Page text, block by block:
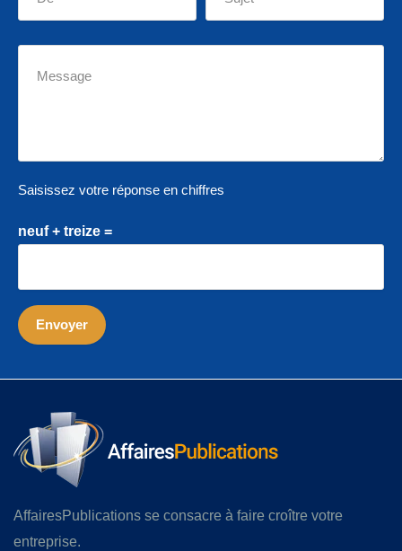
Saisissez votre réponse en chiffres
neuf + treize =
AffairesPublications se consacre à faire croître votre
entreprise.